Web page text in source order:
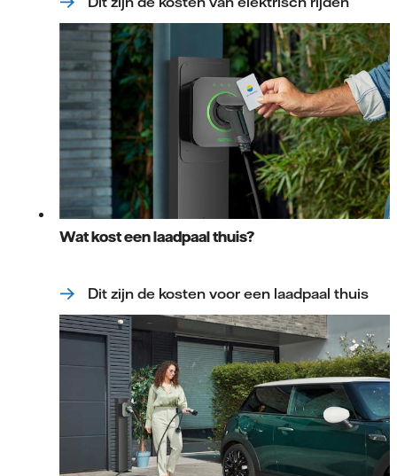
Wat kost een laadpaal thuis?
Dit zijn de kosten voor een laadpaal thuis